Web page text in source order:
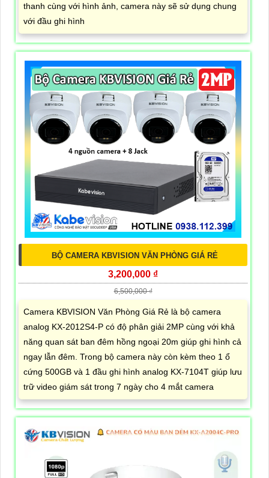
thanh cùng với hình ảnh, camera này sẽ sử dụng chung
với đầu ghi hình
BỘ CAMERA KBVISION VĂN PHÒNG GIÁ RẺ
3,200,000 ₫
6,500,000 ₫
Camera KBVISION Văn Phòng Giá Rẻ là bộ camera
analog KX-2012S4-P có độ phân giải 2MP cùng với khả
năng quan sát ban đêm hồng ngoại 20m giúp ghi hình cả
ngay lẫn đêm. Trong bộ camera này còn kèm theo 1 ổ
cứng 500GB và 1 đầu ghi hình analog KX-7104T giúp lưu
trữ video giám sát trong 7 ngày cho 4 mắt camera